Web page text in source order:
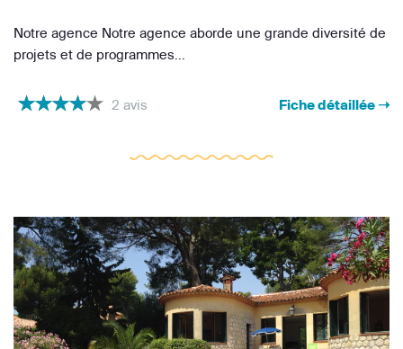
Notre agence Notre agence aborde une grande diversité de
projets et de programmes...
2 avis Fiche détaillée ➝